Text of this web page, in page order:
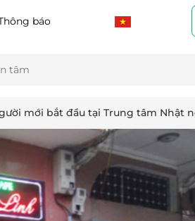
báo
mới bắt đầu tại Trung tâm Nhật